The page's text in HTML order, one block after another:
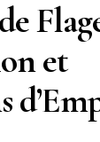
et